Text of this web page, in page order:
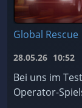
Global Rescue
28.05.26 10:52
Bei uns im
Operator-